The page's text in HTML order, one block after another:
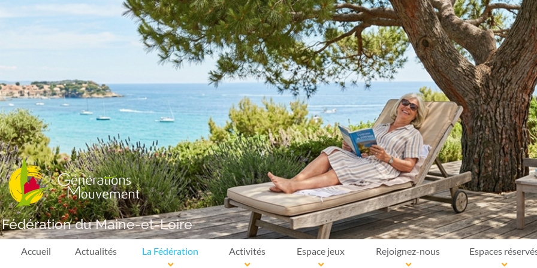
Fédération du Maine-et-Loire
Accueil Actualités La Fédération Activités Espace jeux Rejoignez-nous Espaces